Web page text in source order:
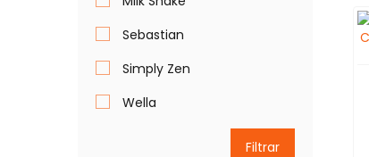
Sebastian
Simply Zen
Wella
Filtrar